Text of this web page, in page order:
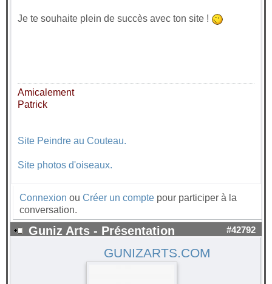
Je te souhaite plein de succès avec ton site !
Amicalement
Patrick
Site Peindre au Couteau.
Site photos d'oiseaux.
Connexion ou Créer un compte pour participer à la
conversation.
Guniz Arts - Présentation #42792
GUNIZARTS.COM